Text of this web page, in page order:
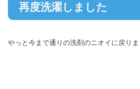
再度洗濯しました
やっと今まで通りの洗剤のニオイに戻りま